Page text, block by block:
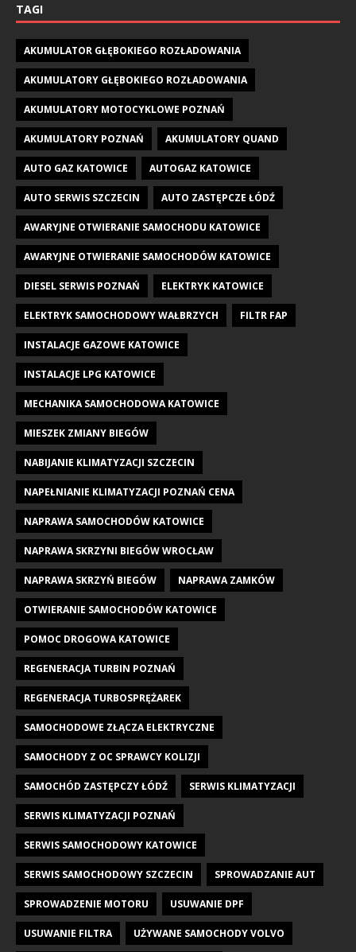
TAGI
AKUMULATOR GŁĘBOKIEGO ROZŁADOWANIA
AKUMULATORY GŁĘBOKIEGO ROZŁADOWANIA
AKUMULATORY MOTOCYKLOWE POZNAŃ
AKUMULATORY POZNAŃ AKUMULATORY QUAND
AUTO GAZ KATOWICE AUTOGAZ KATOWICE
AUTO SERWIS SZCZECIN AUTO ZASTĘPCZE ŁÓDŹ
AWARYJNE OTWIERANIE SAMOCHODU KATOWICE
AWARYJNE OTWIERANIE SAMOCHODÓW KATOWICE
DIESEL SERWIS POZNAŃ ELEKTRYK KATOWICE
ELEKTRYK SAMOCHODOWY WAŁBRZYCH FILTR FAP
INSTALACJE GAZOWE KATOWICE
INSTALACJE LPG KATOWICE
MECHANIKA SAMOCHODOWA KATOWICE
MIESZEK ZMIANY BIEGÓW
NABIJANIE KLIMATYZACJI SZCZECIN
NAPEŁNIANIE KLIMATYZACJI POZNAŃ CENA
NAPRAWA SAMOCHODÓW KATOWICE
NAPRAWA SKRZYNI BIEGÓW WROCŁAW
NAPRAWA SKRZYŃ BIEGÓW NAPRAWA ZAMKÓW
OTWIERANIE SAMOCHODÓW KATOWICE
POMOC DROGOWA KATOWICE
REGENERACJA TURBIN POZNAŃ
REGENERACJA TURBOSPRĘŻAREK
SAMOCHODOWE ZŁĄCZA ELEKTRYCZNE
SAMOCHODY Z OC SPRAWCY KOLIZJI
SAMOCHÓD ZASTĘPCZY ŁÓDŹ SERWIS KLIMATYZACJI
SERWIS KLIMATYZACJI POZNAŃ
SERWIS SAMOCHODOWY KATOWICE
SERWIS SAMOCHODOWY SZCZECIN SPROWADZANIE AUT
SPROWADZENIE MOTORU USUWANIE DPF
USUWANIE FILTRA UŻYWANE SAMOCHODY VOLVO